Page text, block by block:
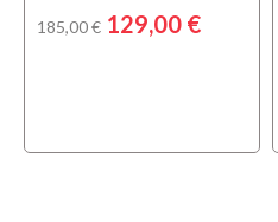
185,00 € 129,00 €